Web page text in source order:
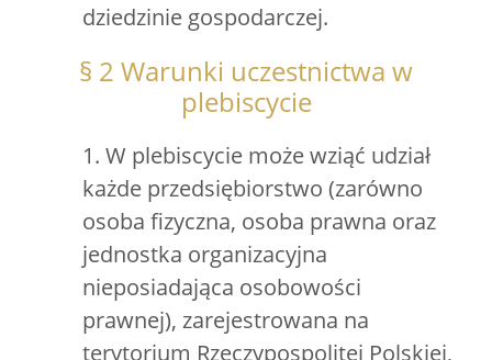
dziedzinie gospodarczej.
§ 2 Warunki uczestnictwa w
plebiscycie
1. W plebiscycie może wziąć udział
każde przedsiębiorstwo (zarówno
osoba fizyczna, osoba prawna oraz
jednostka organizacyjna
nieposiadająca osobowości
prawnej), zarejestrowana na
terytorium Rzeczypospolitej Polskiej,